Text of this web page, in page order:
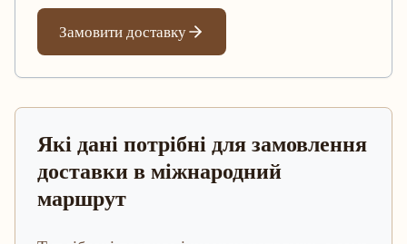
Замовити доставку
Які дані потрібні для замовлення
доставки в міжнародний
маршрут